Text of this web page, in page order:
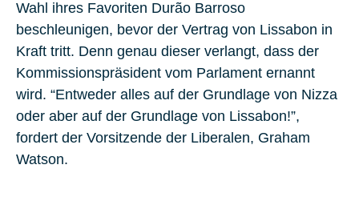
Wahl ihres Favoriten Durão Barroso
beschleunigen, bevor der Vertrag von Lissabon in
Kraft tritt. Denn genau dieser verlangt, dass der
Kommissionspräsident vom Parlament ernannt
wird. “Entweder alles auf der Grundlage von Nizza
oder aber auf der Grundlage von Lissabon!”,
fordert der Vorsitzende der Liberalen, Graham
Watson.